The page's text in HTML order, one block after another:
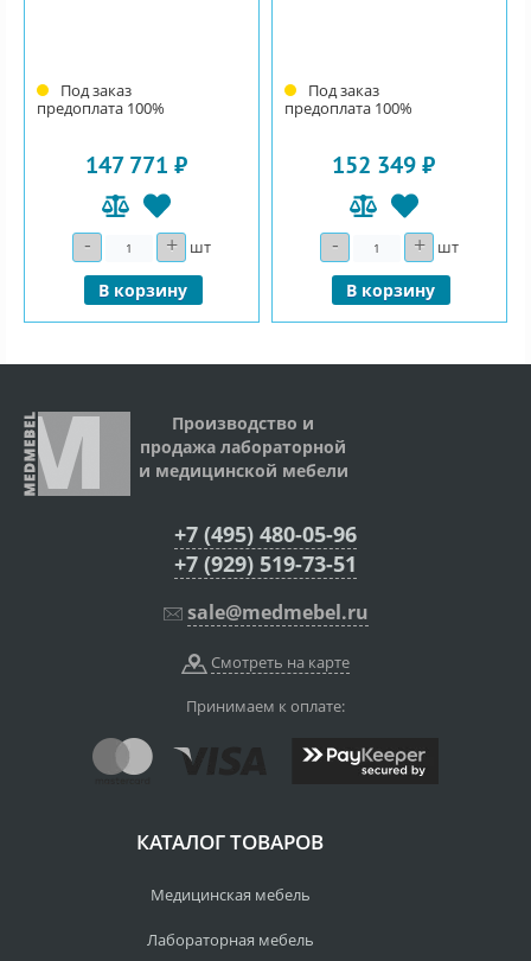
Под заказ
предоплата 100%
147 771 ₽
- Количество+ шт
В корзину
Под заказ
предоплата 100%
152 349 ₽
- Количество+ шт
В корзину
Производство и
продажа лабораторной
и медицинской мебели
+7 (495) 480-05-96
+7 (929) 519-73-51
sale@medmebel.ru
Смотреть на карте
Принимаем к оплате:
КАТАЛОГ ТОВАРОВ
Медицинская мебель
Лабораторная мебель